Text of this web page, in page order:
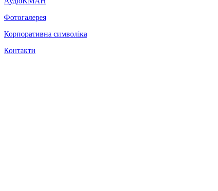
Фотогалерея
Корпоративна символіка
Контакти